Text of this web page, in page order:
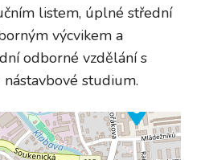
listem, úplné střední
výcvikem a
odborné vzdělání s
studium.